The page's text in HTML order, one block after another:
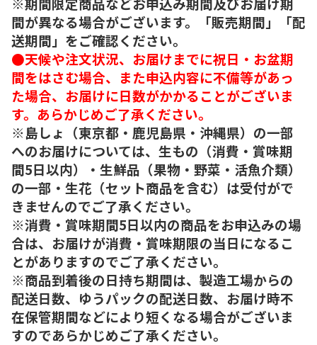
間が異なる場合がございます。「販売期間」「配
送期間」をご確認ください。
●天候や注文状況、お届けまでに祝日・お盆期
間をはさむ場合、また申込内容に不備等があっ
た場合、お届けに日数がかかることがございま
す。あらかじめご了承ください。
※島しょ（東京都・鹿児島県・沖縄県）の一部
へのお届けについては、生もの（消費・賞味期
間5日以内）・生鮮品（果物・野菜・活魚介類）
の一部・生花（セット商品を含む）は受付がで
きませんのでご了承ください。
※消費・賞味期間5日以内の商品をお申込みの場
合は、お届けが消費・賞味期限の当日になるこ
とがありますのでご了承ください。
※商品到着後の日持ち期間は、製造工場からの
配送日数、ゆうパックの配送日数、お届け時不
在保管期間などにより短くなる場合がございま
すのであらかじめご了承ください。